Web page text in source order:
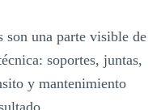
son una parte visible de
soportes, juntas,
y mantenimiento